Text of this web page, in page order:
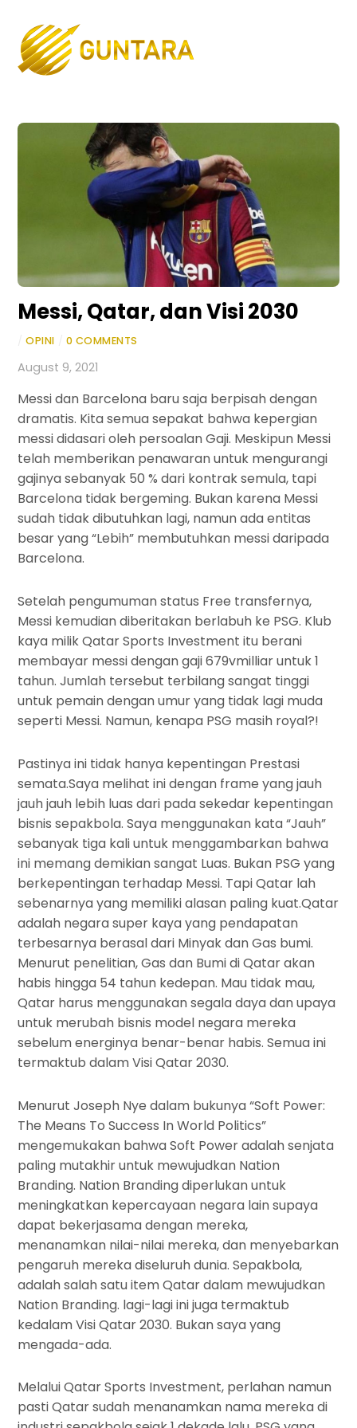
content
Messi, Qatar, dan Visi 2030
OPINI 0 COMMENTS
August 9, 2021
Messi dan Barcelona baru saja berpisah dengan
dramatis. Kita semua sepakat bahwa kepergian
messi didasari oleh persoalan Gaji. Meskipun Messi
telah memberikan penawaran untuk mengurangi
gajinya sebanyak 50 % dari kontrak semula, tapi
Barcelona tidak bergeming. Bukan karena Messi
sudah tidak dibutuhkan lagi, namun ada entitas
besar yang “Lebih” membutuhkan messi daripada
Barcelona.
Setelah pengumuman status Free transfernya,
Messi kemudian diberitakan berlabuh ke PSG. Klub
kaya milik Qatar Sports Investment itu berani
membayar messi dengan gaji 679vmilliar untuk 1
tahun. Jumlah tersebut terbilang sangat tinggi
untuk pemain dengan umur yang tidak lagi muda
seperti Messi. Namun, kenapa PSG masih royal?!
Pastinya ini tidak hanya kepentingan Prestasi
semata.Saya melihat ini dengan frame yang jauh
jauh jauh lebih luas dari pada sekedar kepentingan
bisnis sepakbola. Saya menggunakan kata “Jauh”
sebanyak tiga kali untuk menggambarkan bahwa
ini memang demikian sangat Luas. Bukan PSG yang
berkepentingan terhadap Messi. Tapi Qatar lah
sebenarnya yang memiliki alasan paling kuat.Qatar
adalah negara super kaya yang pendapatan
terbesarnya berasal dari Minyak dan Gas bumi.
Menurut penelitian, Gas dan Bumi di Qatar akan
habis hingga 54 tahun kedepan. Mau tidak mau,
Qatar harus menggunakan segala daya dan upaya
untuk merubah bisnis model negara mereka
sebelum energinya benar-benar habis. Semua ini
termaktub dalam Visi Qatar 2030.
Menurut Joseph Nye dalam bukunya “Soft Power:
The Means To Success In World Politics”
mengemukakan bahwa Soft Power adalah senjata
paling mutakhir untuk mewujudkan Nation
Branding. Nation Branding diperlukan untuk
meningkatkan kepercayaan negara lain supaya
dapat bekerjasama dengan mereka,
menanamkan nilai-nilai mereka, dan menyebarkan
pengaruh mereka diseluruh dunia. Sepakbola,
adalah salah satu item Qatar dalam mewujudkan
Nation Branding. lagi-lagi ini juga termaktub
kedalam Visi Qatar 2030. Bukan saya yang
mengada-ada.
Melalui Qatar Sports Investment, perlahan namun
pasti Qatar sudah menanamkan nama mereka di